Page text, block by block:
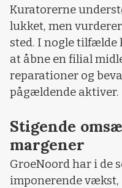
Kuratorerne
lukket, men
sted. I nogle
at åbne en filial
reparationer og
pågældende aktiver.
Stigende
margener
GroeNoord har i de
imponerende vækst,